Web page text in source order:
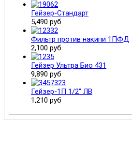
Гейзер-Стандарт
5,490 руб
Фильтр против накипи 1ПФД
2,100 руб
Гейзер Ультра Био 431
9,890 руб
Гейзер-1П 1/2" ЛВ
1,210 руб